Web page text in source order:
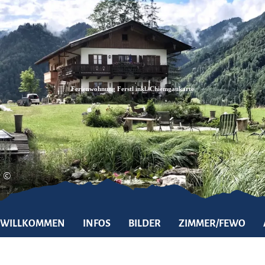
Zum
Inhalt
Zur
Suche
Zum
Footer
©
Ferienwohnung Ferstl inkl. Chiemgaukarte
WILLKOMMEN INFOS BILDER ZIMMER/FEWO